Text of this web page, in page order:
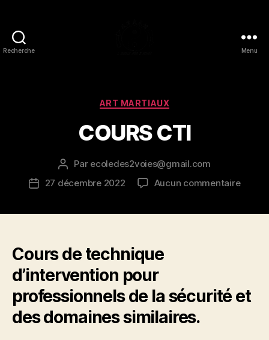
Recherche
art-
fu/taichi/valais
Menu
Catégories
ART MARTIAUX
COURS CTI
Auteur
de
Par ecoledes2voies@gmail.com
Date27 décembre 2022 Aucun commentairesur
Cours de technique
d’intervention pour
professionnels de la sécurité et
des domaines similaires.